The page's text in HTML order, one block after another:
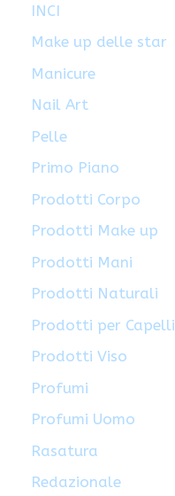
INCI
Make up delle star
Manicure
Nail Art
Pelle
Primo Piano
Prodotti Corpo
Prodotti Make up
Prodotti Mani
Prodotti Naturali
Prodotti per Capelli
Prodotti Viso
Profumi
Profumi Uomo
Rasatura
Redazionale